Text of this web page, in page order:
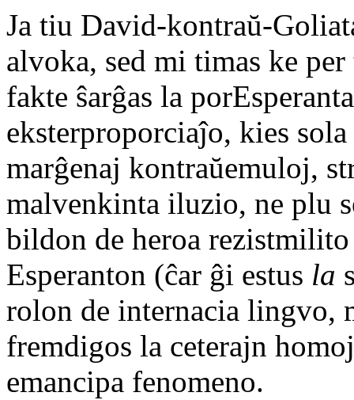
Ja tiu David-kontraŭ-
alvoka, sed mi timas ke
fakte ŝarĝas la
eksterproporciaĵo, kies
marĝenaj kontraŭemuloj,
malvenkinta iluzio, ne plu
bildon de heroa
Esperanton (ĉar ĝi estus la
rolon de internacia lingvo,
fremdigos la ceterajn
emancipa fenomeno.